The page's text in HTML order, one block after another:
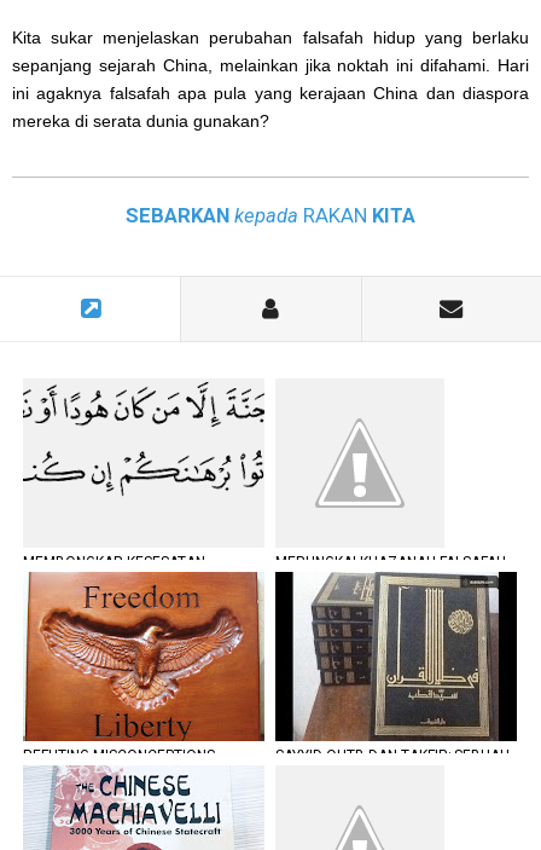
Kita sukar menjelaskan perubahan falsafah hidup yang berlaku
sepanjang sejarah China, melainkan jika noktah ini difahami. Hari
ini agaknya falsafah apa pula yang kerajaan China dan diaspora
mereka di serata dunia gunakan?
SEBARKAN kepada RAKAN KITA
MEMBONGKAR KESESATAN
PLURALISME
MERUNGKAI KHAZANAH FALSAFAH
DAN WORLDVIEW ISLAM (SIRI 2)
REFUTING MISCONCEPTIONS
TOWARD FREEDOM AND LIBERTY
SAYYID QUTB DAN TAKFIR; SEBUAH